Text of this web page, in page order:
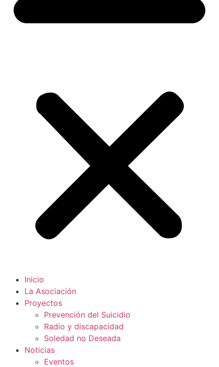
Inicio
La Asociación
Proyectos
Prevención del Suicidio
Radio y discapacidad
Soledad no Deseada
Noticias
Eventos